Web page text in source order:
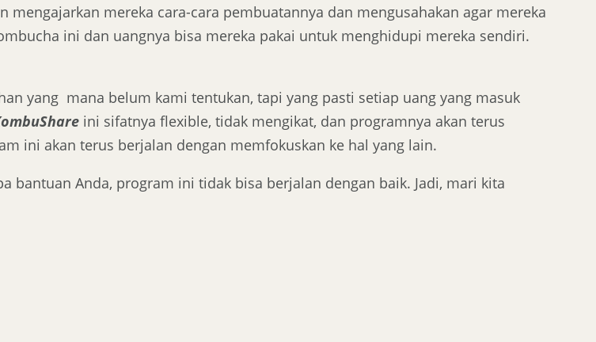
mengajarkan mereka cara-cara pembuatannya dan mengusahakan agar mereka
ini dan uangnya bisa mereka pakai untuk menghidupi mereka sendiri.
yang mana belum kami tentukan, tapi yang pasti setiap uang yang masuk
ini sifatnya flexible, tidak mengikat, dan programnya akan terus
ini akan terus berjalan dengan memfokuskan ke hal yang lain.
bantuan Anda, program ini tidak bisa berjalan dengan baik. Jadi, mari kita